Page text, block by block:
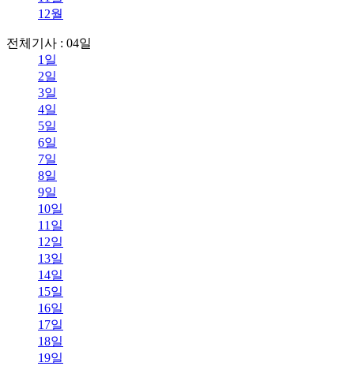
12월
전체기사 : 04일
1일
2일
3일
4일
5일
6일
7일
8일
9일
10일
11일
12일
13일
14일
15일
16일
17일
18일
19일